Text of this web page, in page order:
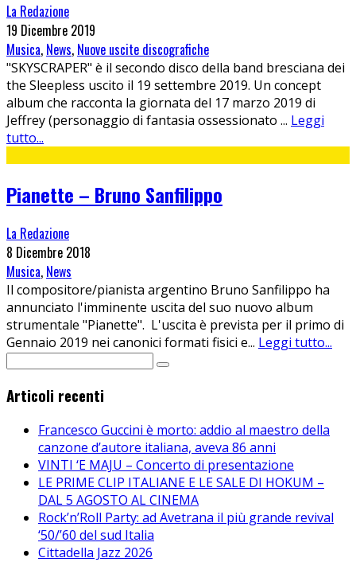
La Redazione
19 Dicembre 2019
Musica, News, Nuove uscite discografiche
"SKYSCRAPER" è il secondo disco della band bresciana dei
the Sleepless uscito il 19 settembre 2019. Un concept
album che racconta la giornata del 17 marzo 2019 di
Jeffrey (personaggio di fantasia ossessionato ... Leggi
tutto...
Pianette – Bruno Sanfilippo
La Redazione
8 Dicembre 2018
Musica, News
Il compositore/pianista argentino Bruno Sanfilippo ha
annunciato l'imminente uscita del suo nuovo album
strumentale "Pianette". L'uscita è prevista per il primo di
Gennaio 2019 nei canonici formati fisici e... Leggi tutto...
Articoli recenti
Francesco Guccini è morto: addio al maestro della
canzone d’autore italiana, aveva 86 anni
VINTI ‘E MAJU – Concerto di presentazione
LE PRIME CLIP ITALIANE E LE SALE DI HOKUM –
DAL 5 AGOSTO AL CINEMA
Rock’n’Roll Party: ad Avetrana il più grande revival
‘50/’60 del sud Italia
Cittadella Jazz 2026